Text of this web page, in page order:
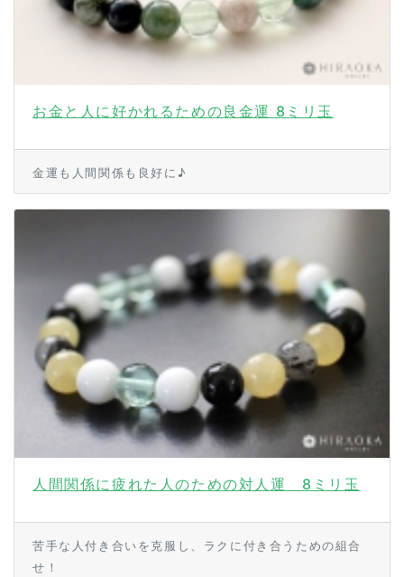
お金と人に好かれるための良金運 8ミリ玉
金運も人間関係も良好に♪
人間関係に疲れた人のための対人運 8ミリ玉
苦手な人付き合いを克服し、ラクに付き合うための組合
せ！